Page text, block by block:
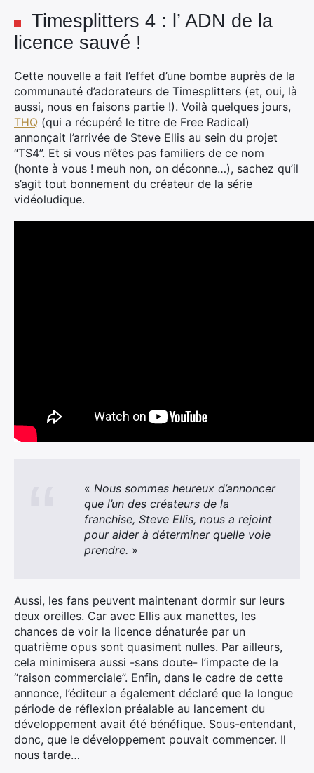
Timesplitters 4 : l’ ADN de la
licence sauvé !
Cette nouvelle a fait l’effet d’une bombe auprès de la
communauté d’adorateurs de Timesplitters (et, oui, là
aussi, nous en faisons partie !). Voilà quelques jours,
THQ (qui a récupéré le titre de Free Radical)
annonçait l’arrivée de Steve Ellis au sein du projet
“TS4”. Et si vous n’êtes pas familiers de ce nom
(honte à vous ! meuh non, on déconne…), sachez qu’il
s’agit tout bonnement du créateur de la série
vidéoludique.
« Nous sommes heureux d’annoncer
que l’un des créateurs de la
franchise, Steve Ellis, nous a rejoint
pour aider à déterminer quelle voie
prendre. »
Aussi, les fans peuvent maintenant dormir sur leurs
deux oreilles. Car avec Ellis aux manettes, les
chances de voir la licence dénaturée par un
quatrième opus sont quasiment nulles. Par ailleurs,
cela minimisera aussi -sans doute- l’impacte de la
“raison commerciale”. Enfin, dans le cadre de cette
annonce, l’éditeur a également déclaré que la longue
période de réflexion préalable au lancement du
développement avait été bénéfique. Sous-entendant,
donc, que le développement pouvait commencer. Il
nous tarde…